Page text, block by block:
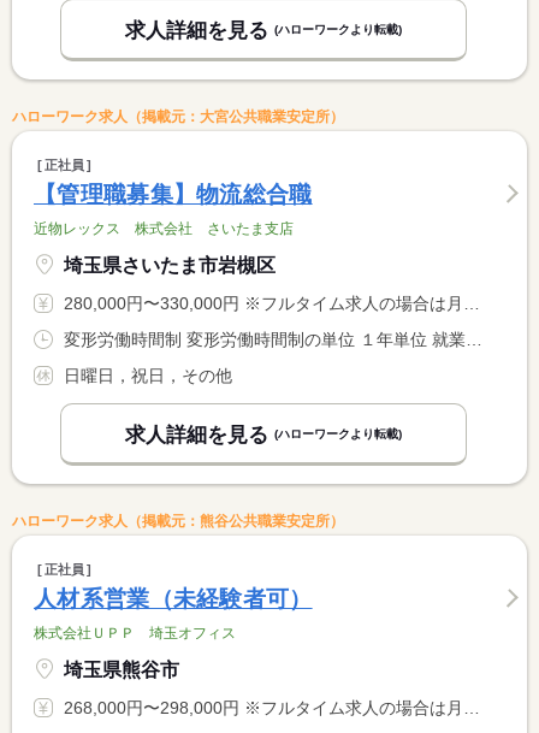
求人詳細を見る (ハローワークより転載)
ハローワーク求人（掲載元：大宮公共職業安定所）
正社員
【管理職募集】物流総合職
近物レックス 株式会社 さいたま支店
埼玉県さいたま市岩槻区
280,000円〜330,000円 ※フルタイム求人の場合は月額（換算額）、パート求人の場合は時間額を表示しています。
変形労働時間制 変形労働時間制の単位 １年単位 就業時間１ 8時30分〜17時30分
日曜日，祝日，その他
求人詳細を見る (ハローワークより転載)
ハローワーク求人（掲載元：熊谷公共職業安定所）
正社員
人材系営業（未経験者可）
株式会社ＵＰＰ 埼玉オフィス
埼玉県熊谷市
268,000円〜298,000円 ※フルタイム求人の場合は月額（換算額）、パート求人の場合は時間額を表示しています。